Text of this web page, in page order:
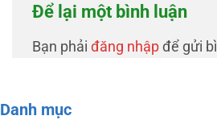
Để lại một bình luận
Bạn phải đăng nhậpđể gửi
Danh mục